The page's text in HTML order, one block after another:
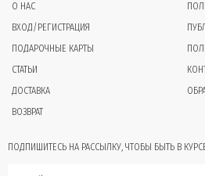
О НАС
ВХОД/РЕГИСТРАЦИЯ
ПОДАРОЧНЫЕ КАРТЫ
СТАТЬИ
ДОСТАВКА
ВОЗВРАТ
ПОДПИШИТЕСЬ НА РАССЫЛКУ, ЧТОБЫ БЫТЬ В